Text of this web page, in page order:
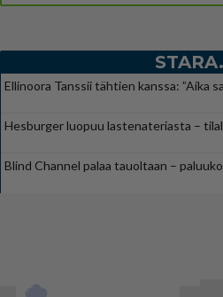
Ellinoora Tanssii tähtien kanssa: ”Aika
Hesburger luopuu lastenateriasta –
Blind Channel palaa tauoltaan –